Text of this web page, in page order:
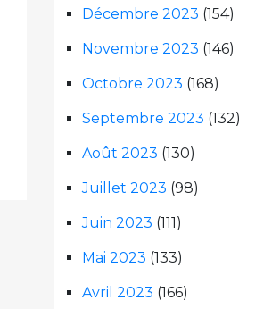
Décembre 2023 (154)
Novembre 2023 (146)
Octobre 2023 (168)
Septembre 2023 (132)
Août 2023 (130)
Juillet 2023 (98)
Juin 2023 (111)
Mai 2023 (133)
Avril 2023 (166)